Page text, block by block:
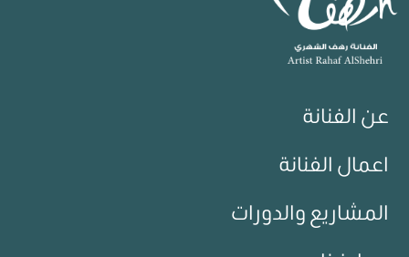
عن الفنانة
اعمال الفنانة
المشاريع والدورات